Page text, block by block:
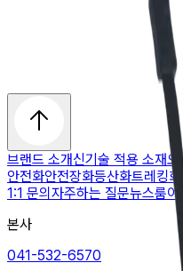
브랜드 소개신기술 적용 소재오
안전화안전장화등산화트레킹화
1:1 문의 자주하는 질문뉴스룸이
본사
041-532-6570